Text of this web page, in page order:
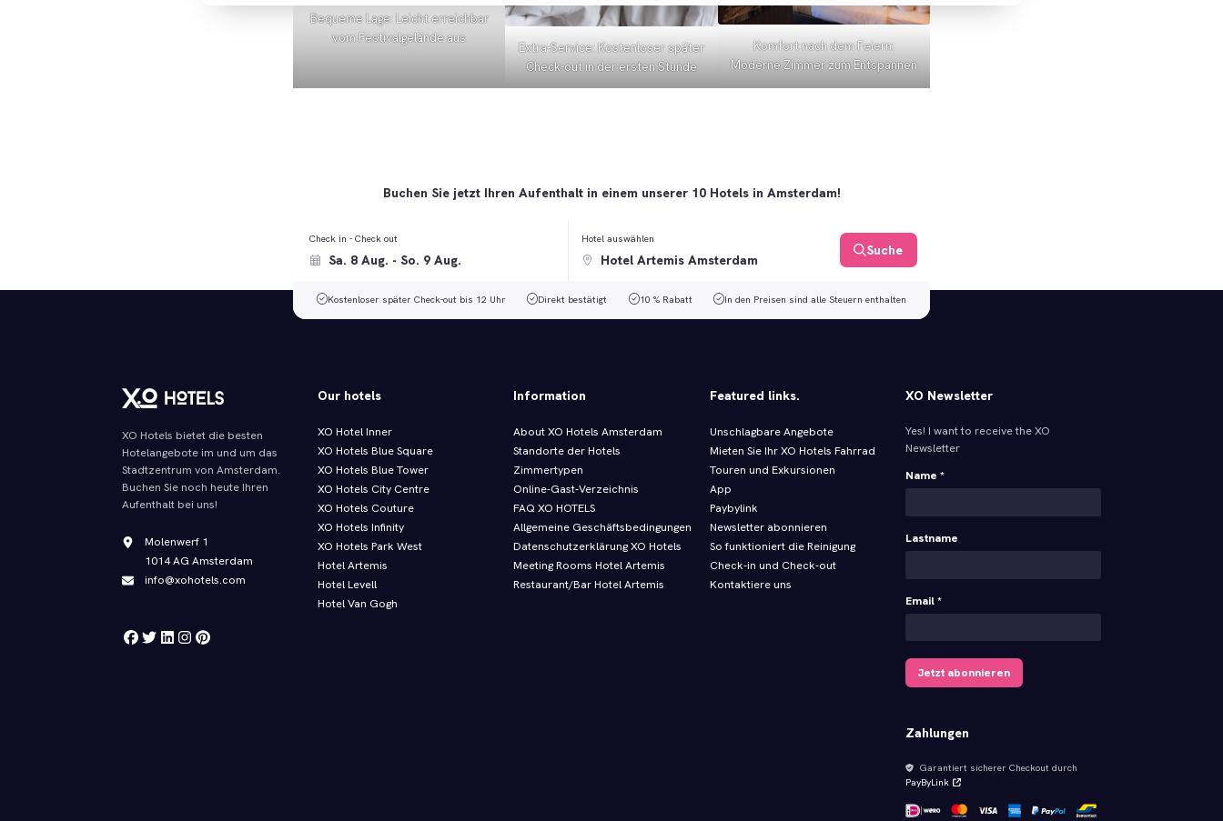
Bequeme Lage: Leicht erreichbar
vom Festivalgelände aus
Extra-Service: Kostenloser später
Check-out in der ersten Stunde
Komfort nach dem Feiern:
Moderne Zimmer zum Entspannen
Buchen Sie jetzt Ihren Aufenthalt in einem unserer 10 Hotels in Amsterdam!
Check in - Check out Hotel auswählen
Suche
Kostenloser später Check-out bis 12 Uhr Direkt bestätigt 10 % Rabatt In den Preisen sind alle Steuern enthalten
XO Hotels bietet die besten
Hotelangebote im und um das
Stadtzentrum von Amsterdam.
Buchen Sie noch heute Ihren
Aufenthalt bei uns!
Molenwerf 1
1014 AG Amsterdam
info@xohotels.com
Our hotels
XO Hotel Inner
XO Hotels Blue Square
XO Hotels Blue Tower
XO Hotels City Centre
XO Hotels Couture
XO Hotels Infinity
XO Hotels Park West
Hotel Artemis
Hotel Levell
Hotel Van Gogh
Information
About XO Hotels Amsterdam
Standorte der Hotels
Zimmertypen
Online-Gast-Verzeichnis
FAQ XO HOTELS
Allgemeine Geschäftsbedingungen
Datenschutzerklärung XO Hotels
Meeting Rooms Hotel Artemis
Restaurant/Bar Hotel Artemis
Featured links.
Unschlagbare Angebote
Mieten Sie Ihr XO Hotels Fahrrad
Touren und Exkursionen
App
Paybylink
Newsletter abonnieren
So funktioniert die Reinigung
Check-in und Check-out
Kontaktiere uns
XO Newsletter
Yes! I want to receive the XO
Newsletter
Name *
Lastname
Email *
Jetzt abonnieren
Zahlungen
Garantiert sicherer Checkout durch
PayByLink